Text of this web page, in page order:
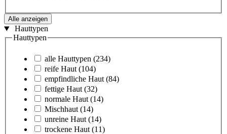
Alle anzeigen
Hauttypen
Hauttypen
alle Hauttypen (234)
reife Haut (104)
empfindliche Haut (84)
fettige Haut (32)
normale Haut (14)
Mischhaut (14)
unreine Haut (14)
trockene Haut (11)